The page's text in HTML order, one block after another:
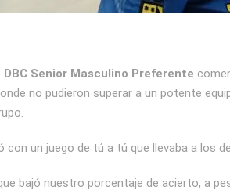
DBC Senior Masculino Preferente
no pudieron superar a un potente
con un juego de tú a tú que llevaba a los
bajó nuestro porcentaje de acierto, a